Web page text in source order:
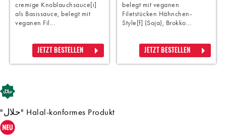
cremige Knoblauchsauce[i]
als Basissauce, belegt mit
veganen Fil...
JETZT BESTELLEN
belegt mit veganen
Filetstücken Hähnchen-
Style[f] (Soja), Brokko...
JETZT BESTELLEN
"حلال" Halal-konformes Produkt